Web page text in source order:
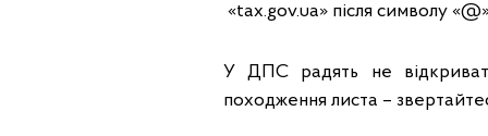
«tax.gov.ua» після символу
У ДПС радять не
походження листа –